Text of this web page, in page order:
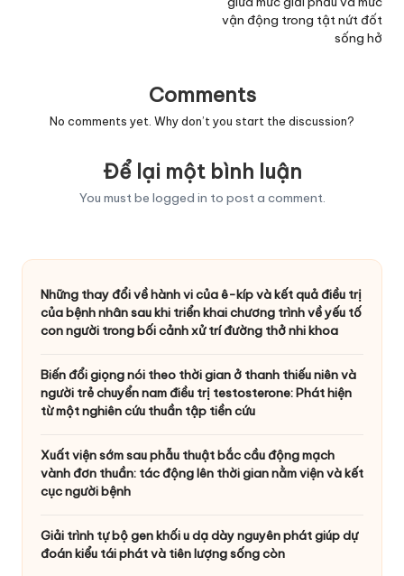
vận động trong tật nứt đốt
sống hở
Comments
No comments yet. Why don’t you start the discussion?
Để lại một bình luận
You must be logged in to post a comment.
Những thay đổi về hành vi của ê-kíp và kết quả điều trị
của bệnh nhân sau khi triển khai chương trình về yếu tố
con người trong bối cảnh xử trí đường thở nhi khoa
Biến đổi giọng nói theo thời gian ở thanh thiếu niên và
người trẻ chuyển nam điều trị testosterone: Phát hiện
từ một nghiên cứu thuần tập tiền cứu
Xuất viện sớm sau phẫu thuật bắc cầu động mạch
vành đơn thuần: tác động lên thời gian nằm viện và kết
cục người bệnh
Giải trình tự bộ gen khối u dạ dày nguyên phát giúp dự
đoán kiểu tái phát và tiên lượng sống còn